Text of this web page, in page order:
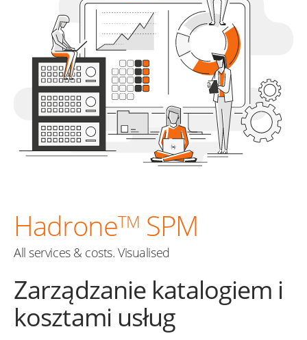
HadroneTM SPM
All services & costs. Visualised
Zarządzanie katalogiem i
kosztami usług